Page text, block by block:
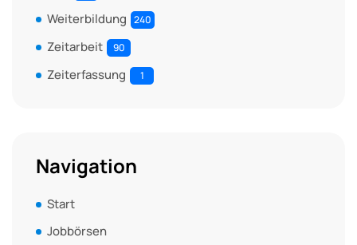
Weiterbildung 240
Zeitarbeit 90
Zeiterfassung 1
Navigation
Start
Jobbörsen